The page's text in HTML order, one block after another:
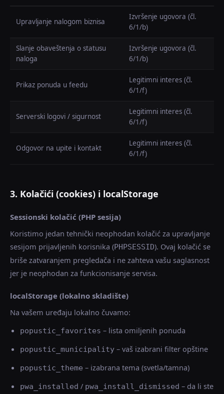
Upravljanje nalogom biznisa
Izvršenje ugovora (čl.
6/1/b)
Slanje obaveštenja o statusu
naloga
Izvršenje ugovora (čl.
6/1/b)
Prikaz ponuda u feedu
Legitimni interes (čl.
6/1/f)
Serverski logovi / sigurnost
Legitimni interes (čl.
6/1/f)
Odgovor na upite i kontakt
Legitimni interes (čl.
6/1/f)
3. Kolačići (cookies) i localStorage
Sessionski kolačić (PHP sesija)
Koristimo jedan tehnički neophodan kolačić za upravljanje
sesijom prijavljenih korisnika (PHPSESSID). Ovaj kolačić se
briše zatvaranjem pregledača i ne zahteva vašu saglasnost
jer je neophodan za funkcionisanje servisa.
localStorage (lokalno skladište)
Na vašem uređaju lokalno čuvamo:
popustic_favorites – lista omiljenih ponuda
popustic_municipality – vaš izabrani filter opštine
popustic_theme – izabrana tema (svetla/tamna)
pwa_installed / pwa_install_dismissed – da li ste